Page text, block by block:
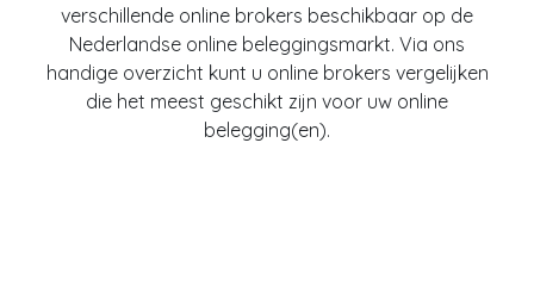
verschillende online brokers beschikbaar op de
Nederlandse online beleggingsmarkt. Via ons
handige overzicht kunt u online brokers vergelijken
die het meest geschikt zijn voor uw online
belegging(en).